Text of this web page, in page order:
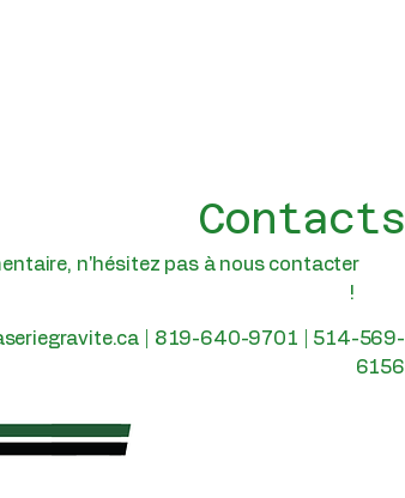
Contacts
| 819-640-9701 | 514-569-
6156
n'hésitez pas à nous contacter
!